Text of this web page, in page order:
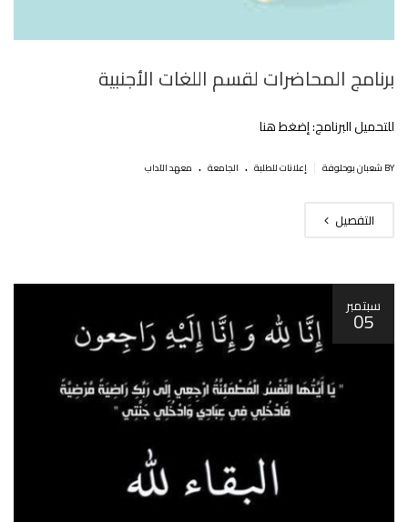
برنامج المحاضرات لقسم اللغات الأجنبية
للتحميل البرنامج: إضغط هنا
BY شعبان بوحلوفة إعلانات للطلبة . الجامعة . معهد الآداب
التفصيل
سبتمبر
05